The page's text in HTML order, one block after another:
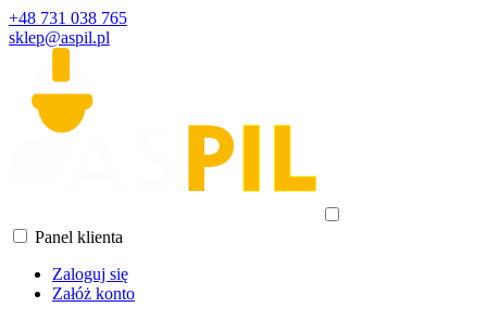
+48 731 038 765
sklep@aspil.pl
Panel klienta
Zaloguj się
Załóż konto